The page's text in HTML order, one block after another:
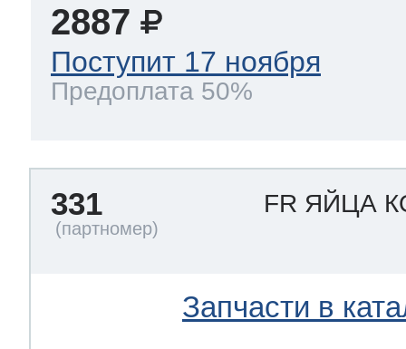
2887
Поступит 17 ноября
Предоплата 50%
331 FR ЯЙЦА
Запчасти в